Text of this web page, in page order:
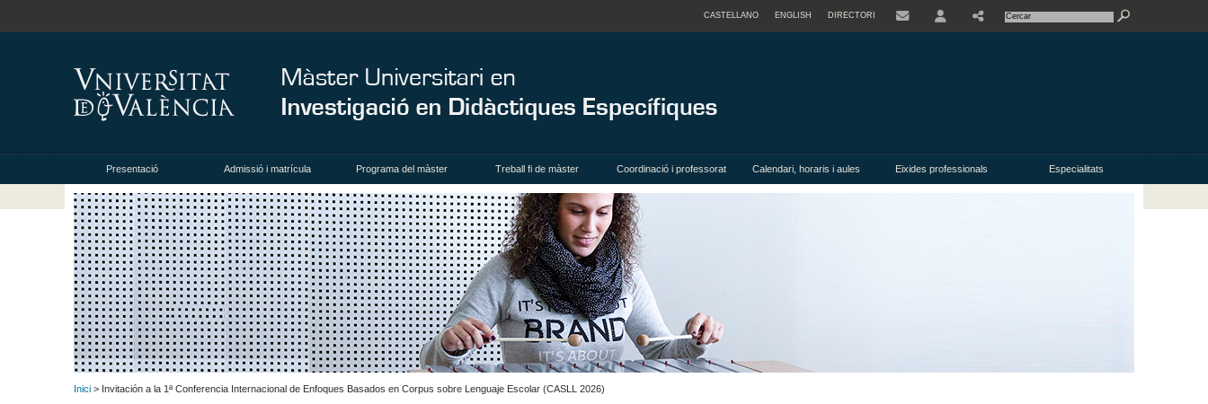
CASTELLANO ENGLISH DIRECTORI
Presentació Admissió i matrícula Programa del màster Treball fi de màster Coordinació i professorat Calendari, horaris i aules Eixides professionals Especialitats
Inici > Invitación a la 1ª Conferencia Internacional de Enfoques Basados en Corpus sobre Lenguaje Escolar (CASLL 2026)